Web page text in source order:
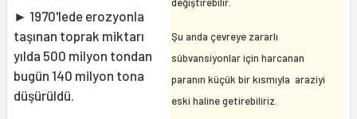
Şu anda çevreye zararlı
sübvansiyonlar için harcanan
paranın küçük bir kısmıyla araziyi
eski haline getirebiliriz.
► 1970'lede erozyonla
taşınan toprak miktarı
yılda 500 milyon tondan
bugün 140 milyon tona
düşürüldü.